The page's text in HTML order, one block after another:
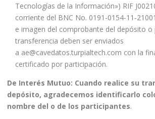
Tecnologías de la Información») RIF
corriente del BNC No. 0191-0154-11-
e imagen del comprobante del depósito o
transferencia deben ser enviados
a ae@cavedatos.turpialtech.com con la
certificado por participación.
De Interés Mutuo: Cuando realice su
depósito, agradecemos identificarlo
nombre del o de los participantes.